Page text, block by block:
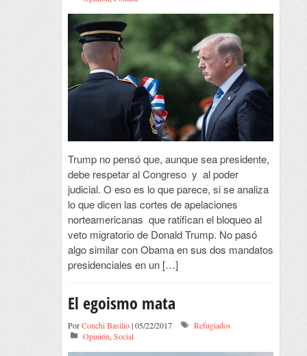
Trump no pensó que, aunque sea presidente,
debe respetar al Congreso y al poder
judicial. O eso es lo que parece, si se analiza
lo que dicen las cortes de apelaciones
norteamericanas que ratifican el bloqueo al
veto migratorio de Donald Trump. No pasó
algo similar con Obama en sus dos mandatos
presidenciales en un […]
El egoismo mata
PorConchi Basilio| 05/22/2017
Refugiados
Opinión,Social